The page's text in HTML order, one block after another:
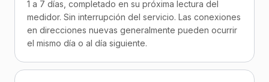
1 a 7 días, completado en su próxima lectura del
medidor. Sin interrupción del servicio. Las conexiones
en direcciones nuevas generalmente pueden ocurrir
el mismo día o al día siguiente.